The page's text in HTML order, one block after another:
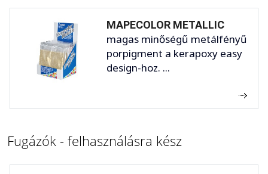
MAPECOLOR METALLIC
magas minőségű metálfényű
porpigment a kerapoxy easy
design-hoz. ...
Fugázók - felhasználásra kész